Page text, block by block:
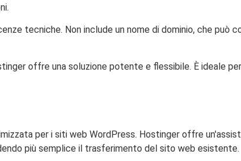
tecniche. Non include un nome di dominio, che può
offre una soluzione potente e flessibile. È ideale
per i siti web WordPress. Hostinger offre
più semplice il trasferimento del sito web esistente.